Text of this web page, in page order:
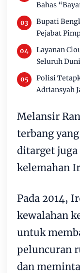
Bahas
Bupati
Pejabat
Layanan
Seluruh
Polisi
Adriansyah
Melansir
terbang
ditarget juga
kelemahan
Pada 2014,
kewalahan
untuk
peluncuran
dan